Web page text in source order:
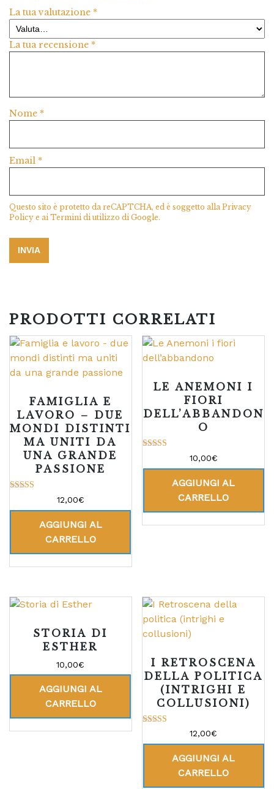
La tua valutazione *
La tua recensione *
Nome *
Email *
Questo sito è protetto da reCAPTCHA, ed è soggetto allaPrivacy
Policy e aiTermini di utilizzo di Google.
PRODOTTI CORRELATI
FAMIGLIA E
LAVORO – DUE
MONDI DISTINTI
MA UNITI DA
UNA GRANDE
PASSIONE
su 5
12,00€
AGGIUNGI AL
CARRELLO
LE ANEMONI I
FIORI
DELL’ABBANDON
O
su 5
10,00€
AGGIUNGI AL
CARRELLO
STORIA DI
ESTHER
10,00€
AGGIUNGI AL
CARRELLO
I RETROSCENA
DELLA POLITICA
(INTRIGHI E
COLLUSIONI)
su 5
12,00€
AGGIUNGI AL
CARRELLO